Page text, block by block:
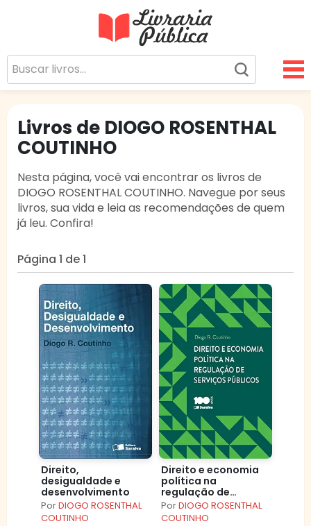
Sua Biblioteca Virtual Gratuita
Livros de DIOGO ROSENTHAL
COUTINHO
Nesta página, você vai encontrar os livros de
DIOGO ROSENTHAL COUTINHO. Navegue por seus
livros, sua vida e leia as recomendações de quem
já leu. Confira!
Página 1 de 1
Direito,
desigualdade e
desenvolvimento
PorDIOGO ROSENTHAL
COUTINHO
Direito e economia
política na
regulação de
serviços públicos
PorDIOGO ROSENTHAL
COUTINHO